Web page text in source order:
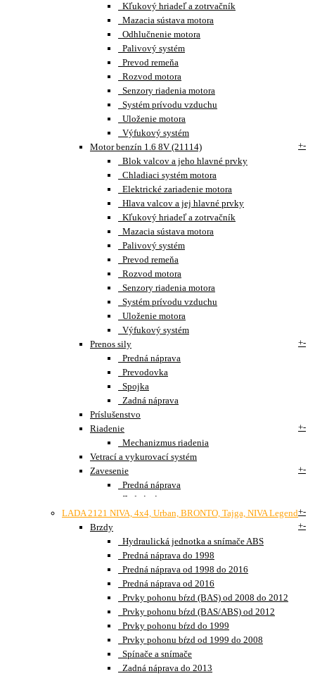
Kľukový hriadeľ a zotrvačník
Mazacia sústava motora
Odhlučnenie motora
Palivový systém
Prevod remeňa
Rozvod motora
Senzory riadenia motora
Systém prívodu vzduchu
Uloženie motora
Výfukový systém
Motor benzín 1.6 8V (21114)
+-
Blok valcov a jeho hlavné prvky
Chladiaci systém motora
Elektrické zariadenie motora
Hlava valcov a jej hlavné prvky
Kľukový hriadeľ a zotrvačník
Mazacia sústava motora
Palivový systém
Prevod remeňa
Rozvod motora
Senzory riadenia motora
Systém prívodu vzduchu
Uloženie motora
Výfukový systém
Prenos sily
+-
Predná náprava
Prevodovka
Spojka
Zadná náprava
Príslušenstvo
Riadenie
+-
Mechanizmus riadenia
Vetrací a vykurovací systém
Zavesenie
+-
Predná náprava
Zadná náprava
LADA 2121 NIVA, 4x4, Urban, BRONTO, Tajga, NIVA Legend+-
Brzdy
+-
Hydraulická jednotka a snímače ABS
Predná náprava do 1998
Predná náprava od 1998 do 2016
Predná náprava od 2016
Prvky pohonu bŕzd (BAS) od 2008 do 2012
Prvky pohonu bŕzd (BAS/ABS) od 2012
Prvky pohonu bŕzd do 1999
Prvky pohonu bŕzd od 1999 do 2008
Spínače a snímače
Zadná náprava do 2013